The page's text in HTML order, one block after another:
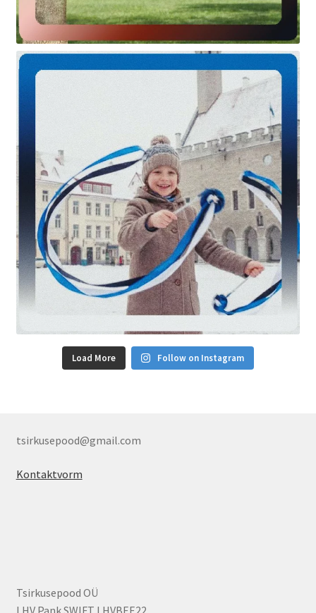
Load More Follow on Instagram
tsirkusepood@gmail.com
Kontaktvorm
Tsirkusepood OÜ